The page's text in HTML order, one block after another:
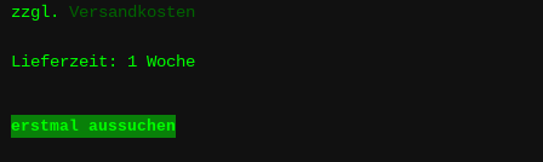
Produktseite
zzgl. Versandkosten
Lieferzeit: 1 Woche
erstmal aussuchenProdukt